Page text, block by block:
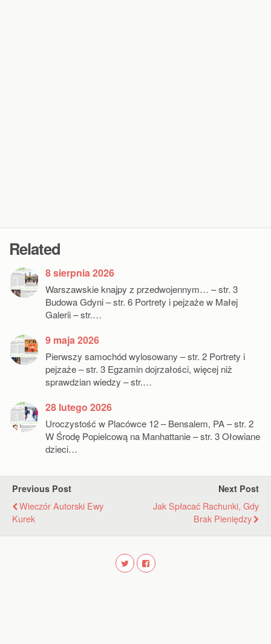
Related
8 sierpnia 2026
Warszawskie knajpy z przedwojennym… – str. 3
Budowa Gdyni – str. 6 Portrety i pejzaże w Małej
Galerii – str.…
9 maja 2026
Pierwszy samochód wylosowany – str. 2 Portrety i
pejzaże – str. 3 Egzamin dojrzałości, więcej niż
sprawdzian wiedzy – str.…
28 lutego 2026
Uroczystość w Placówce 12 – Bensalem, PA – str. 2
W Środę Popielcową na Manhattanie – str. 3 Ołowiane
dzieci…
Previous Post
Wieczór Autorski Ewy
Kurek
Next Post
Jak Spłacać Rachunki, Gdy
Brak Pieniędzy